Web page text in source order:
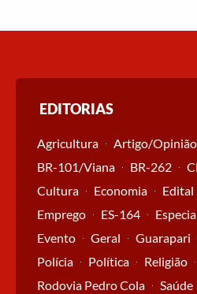
EDITORIAS
Agricultura Artigo/Opinião
BR-101/Viana
BR-262
Cultura
Economia Edital
Emprego
ES-164
Evento
Geral Guarapari
Polícia
Política
Religião
Rodovia Pedro Cola
Saúde